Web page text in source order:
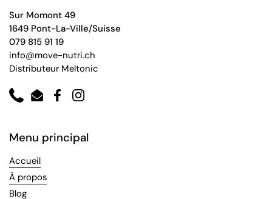
Sur Momont 49
1649 Pont-La-Ville/Suisse
079 815 91 19
info@move-nutri.ch
Distributeur Meltonic
PhoneEmailFacebookInstagram
Menu principal
Accueil
À propos
Blog